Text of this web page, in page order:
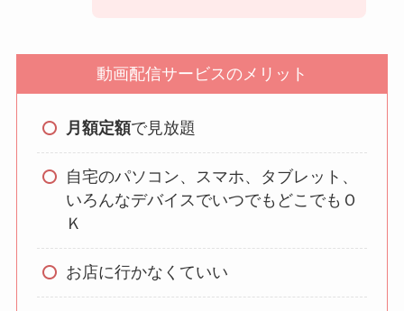
動画配信サービスのメリット
月額定額で見放題
自宅のパソコン、スマホ、タブレット、
いろんなデバイスでいつでもどこでもＯ
Ｋ
お店に行かなくていい